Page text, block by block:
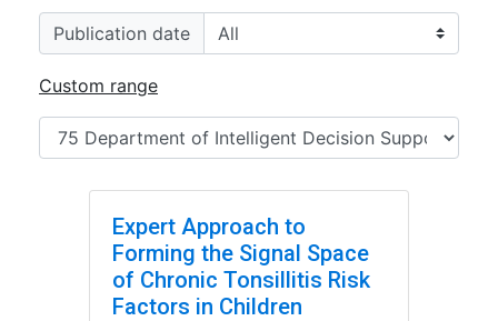
Publication date
Custom range
Expert Approach to
Forming the Signal Space
of Chronic Tonsillitis Risk
Factors in Children